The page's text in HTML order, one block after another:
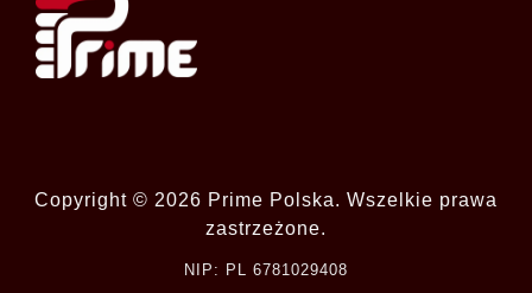
Copyright © 2026 Prime Polska. Wszelkie prawa
zastrzeżone.
NIP: PL 6781029408